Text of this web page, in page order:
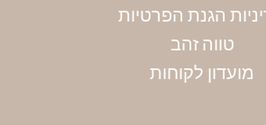
הגנת הפרטיות
טווה זהב
מועדון לקוחות